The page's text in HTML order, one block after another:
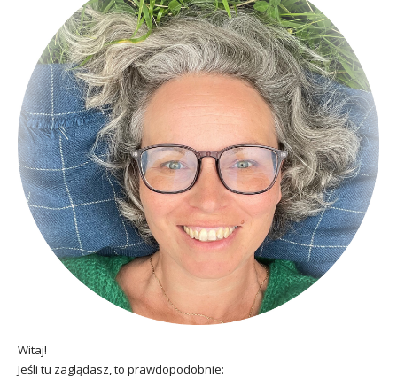
Witaj!
Jeśli tu zaglądasz, to prawdopodobnie: